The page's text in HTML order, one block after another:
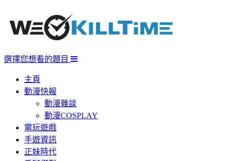
選擇您想看的題目
主頁
動漫快報
動漫雜談
動漫COSPLAY
電玩遊戲
手遊資訊
正妹時代